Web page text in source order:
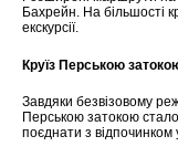
Бахрейн. На більшості
екскурсії.
Круїз Перською
Завдяки безвізовому
Перською затокою
поєднати з відпочинком